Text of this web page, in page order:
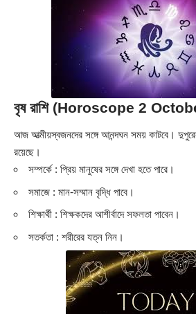
বৃষ রাশি (Horoscope 2
আজ আত্মীয়স্বজনদের সঙ্গে আনন্দঘন সময় কাটবে।
রয়েছে।
সম্পর্কে : প্রিয় মানুষের সঙ্গে দেখা হতে পারে।
সমাজে : মান-সম্মান বৃদ্ধি পাবে।
শিক্ষার্থী : শিক্ষকদের আশীর্বাদে সফলতা পাবেন।
সতর্কতা : শরীরের যত্ন নিন।